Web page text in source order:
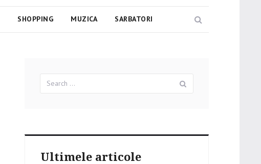
SHOPPING MUZICA SARBATORI
for:
Ultimele articole